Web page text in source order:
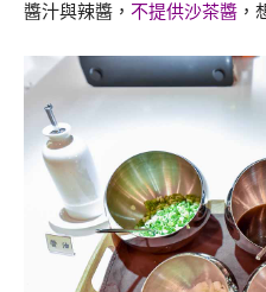
醬汁與辣醬， 不提供沙茶醬 ，